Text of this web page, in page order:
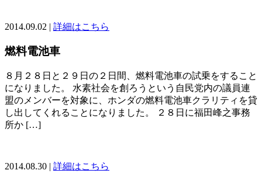
2014.09.02 | 詳細はこちら
燃料電池車
８月２８日と２９日の２日間、燃料電池車の試乗をすること
になりました。 水素社会を創ろうという自民党内の議員連
盟のメンバーを対象に、ホンダの燃料電池車クラリティを貸
し出してくれることになりました。 ２８日に福田峰之事務
所か […]
2014.08.30 | 詳細はこちら